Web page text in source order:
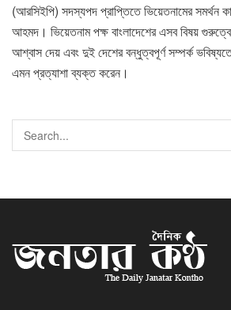
(আরসিইপি) সদস্যপদ প্রাপ্তিতে ভিয়েতনামের সমর্থন
আহমদ। ভিয়েতনাম পক্ষ বাংলাদেশের এসব বিষয়
আশ্বাস দেয় এবং দুই দেশের বন্ধুত্বপূর্ণ সম্পর্ক
এমন প্রত্যাশা ব্যক্ত করেন।